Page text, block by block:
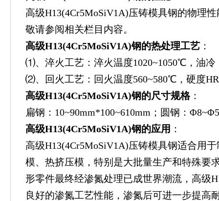
高级H13(4Cr5MoSiV1A)压铸模具钢的物理
敬请参阅相关栏目内容。
高级H13(4Cr5MoSiV1A)钢的热处理工艺 ：
⑴、淬火工艺：淬火温度1020~1050℃，油冷
⑵、回火工艺：回火温度560~580℃，硬度
高级H13(4Cr5MoSiV1A)钢的尺寸规格：
扁钢：10~90mm*100~610mm；圆钢：
高级H13(4Cr5MoSiV1A)钢的应用 ：
高级H13(4Cr5MoSiV1A)压铸模具钢适合用
模、热挤压模，特别是大批量生产和特殊要
形零件最终经渗氮处理已成世界潮流，高级
良好的渗氮工艺性能，渗氮后可进一步提高